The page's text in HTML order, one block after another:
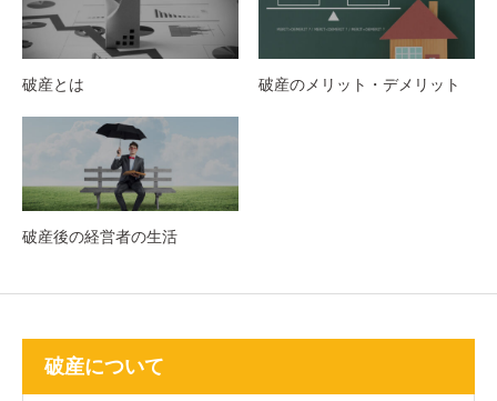
破産とは 破産のメリット・デメリット
破産後の経営者の生活
破産について